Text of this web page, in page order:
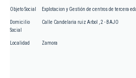
Objeto Social Explotacion y Gestión de centros de tercera
Domicilio
Social
Calle Candelaria ruiz Arbol , 2 - BAJO
Localidad Zamora